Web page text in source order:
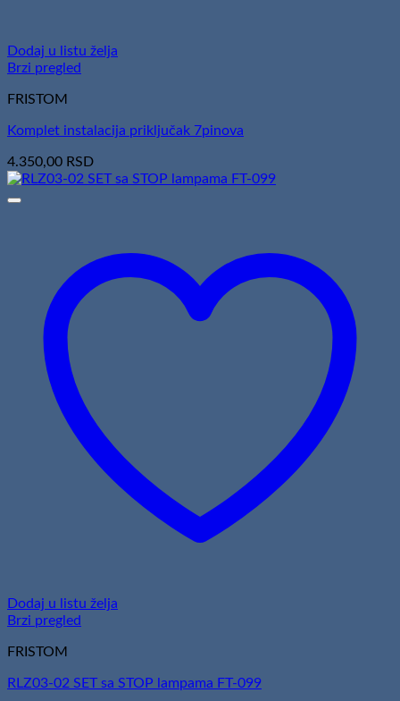
Dodaj u listu želja
Brzi pregled
FRISTOM
Komplet instalacija priključak 7pinova
4.350,00 RSD
Dodaj u listu želja
Brzi pregled
FRISTOM
RLZ03-02 SET sa STOP lampama FT-099